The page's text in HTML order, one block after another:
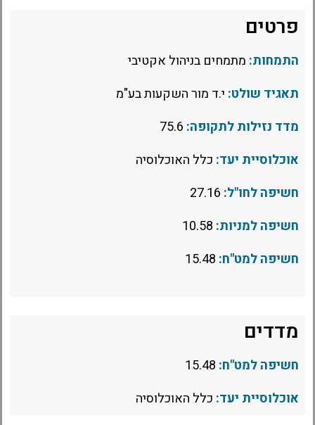
פרטים
התמחות: מתמחים בניהול אקטיבי
תאגיד שולט: י.ד מור השקעות בע"מ
מדד נזילות לתקופה:
אוכלוסיית יעד: כלל האוכלוסיה
חשיפה לחו"ל:
חשיפה למניות:
חשיפה למט"ח:
מדדים
חשיפה למט"ח:
אוכלוסיית יעד: כלל האוכלוסיה